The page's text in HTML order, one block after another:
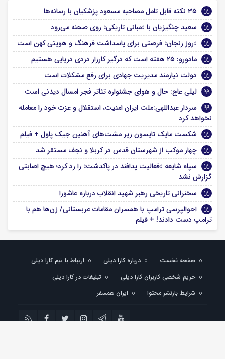
۳۵ نکته قابل تامل مصاحبه مسعود پزشکیان با رسانه‌ها
سعید چنگیزیان با «مبانی تاریکی» روی صحنه می‌رود
«روز زنجان» فرصتی برای پاسداشت فرهنگ و هویتی کهن است
مادورو: ۲۵ هفته است که درگیر کارزار دزدی دریایی هستیم
دولت نیازمند مدیریت جهادی برای رفع مشکلات است
لیلی عاج: حال و هوای جشنواره تئاتر فجر امسال دیدنی است
سردار عبداللهی:ملت ایران امنیت، استقلال و عزت خود را معامله
نخواهد کرد
شکست مایک تایسون زیر مشت‌های آهنین جیک پاول + فیلم
چهار موکب از شهرستان قدس در کربلا و نجف مستقر شد
سپاه شایعه «فعالیت پدافند در پاکدشت» را رد کرد؛ هیچ اصابتی
گزارش نشد
سخنرانی تاریخی رهبر شهید انقلاب درباره عاشورا
احوالپرسی ترامپ با همسران مقامات عربستانی/ زن‌ها هم با
ترامپ دست دادند! + فیلم
صفحه نخست درباره کارا دیلی
ارتباط با تیم کارا دیلی
حریم شخصی کاربران کارا دیلی
تبلیغات در کارا دیلی
شرایط بازنشر محتوا
ایران همسفر